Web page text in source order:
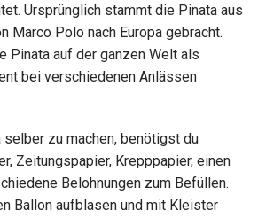
Ursprünglich stammt die Pinata aus
Marco Polo nach Europa gebracht.
Pinata auf der ganzen Welt als
bei verschiedenen Anlässen
selber zu machen, benötigst du
Zeitungspapier, Krepppapier, einen
Belohnungen zum Befüllen.
Ballon aufblasen und mit Kleister